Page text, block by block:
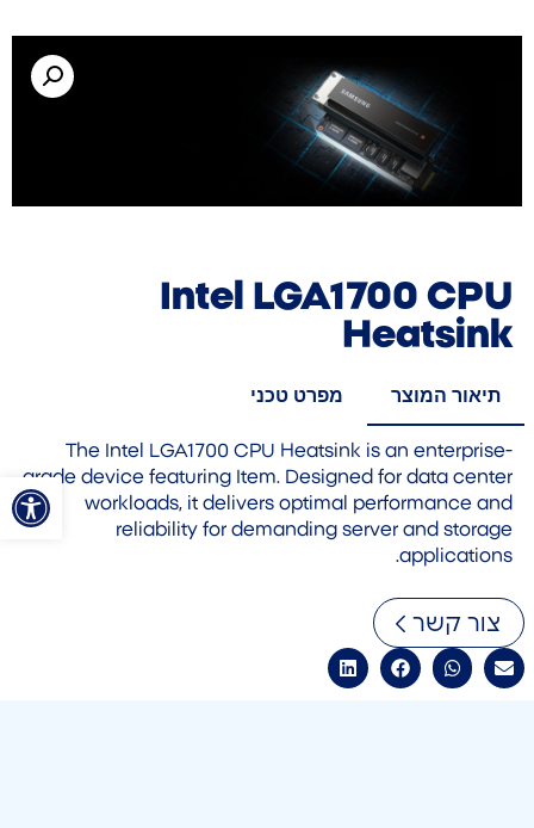
פתח
Intel LGA1700 CPU
Heatsink
תיאור המוצר מפרט טכני
The Intel LGA1700 CPU Heatsink is an enterprise-
grade device featuring Item. Designed for data center
workloads, it delivers optimal performance and
reliability for demanding server and storage
applications.
צור קשר